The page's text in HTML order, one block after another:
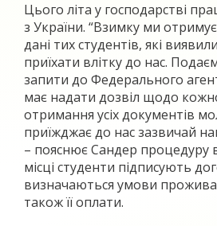
Цього літа у господарстві
з України. “Взимку ми
дані тих студентів, які
приїхати влітку до нас.
запити до Федерального
має надати дозвіл щодо
отримання усіх документів
приїжджає до нас зазвичай
– пояснює Сандер процедуру
місці студенти підписують
визначаються умови
також її оплати.